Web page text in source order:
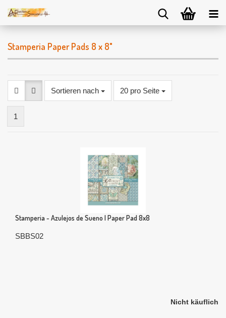
Stamperia Paper Pads 8 x 8"
Sortieren nach 20 pro Seite
1
Stamperia - Azulejos de Sueno | Paper Pad 8x8
SBBS02
Nicht käuflich